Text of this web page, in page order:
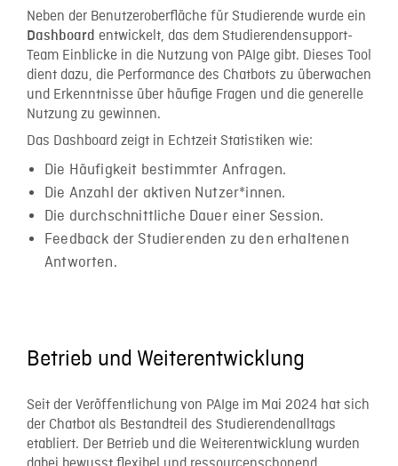
Neben der Benutzeroberfläche für Studierende wurde ein
Dashboard entwickelt, das dem Studierendensupport-
Team Einblicke in die Nutzung von PAIge gibt. Dieses Tool
dient dazu, die Performance des Chatbots zu überwachen
und Erkenntnisse über häufige Fragen und die generelle
Nutzung zu gewinnen.
Das Dashboard zeigt in Echtzeit Statistiken wie:
Die Häufigkeit bestimmter Anfragen.
Die Anzahl der aktiven Nutzer*innen.
Die durchschnittliche Dauer einer Session.
Feedback der Studierenden zu den erhaltenen
Antworten.
Betrieb und Weiterentwicklung
Seit der Veröffentlichung von PAIge im Mai 2024 hat sich
der Chatbot als Bestandteil des Studierendenalltags
etabliert. Der Betrieb und die Weiterentwicklung wurden